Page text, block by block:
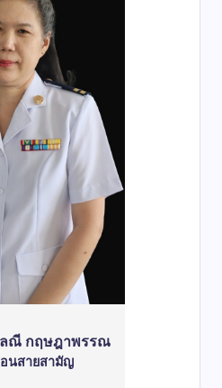
ลณี กฤษฎาพรรณ
นสายสามัญ